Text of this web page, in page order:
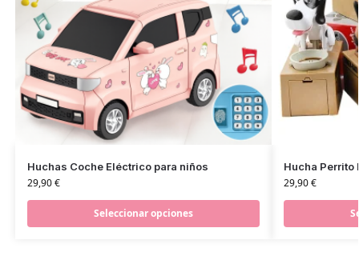
Huchas Coche Eléctrico para niños
29,90€
Seleccionar opciones
Hucha Perrito
29,90€